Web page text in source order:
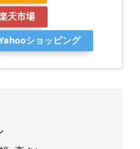
天市場
ショッピング